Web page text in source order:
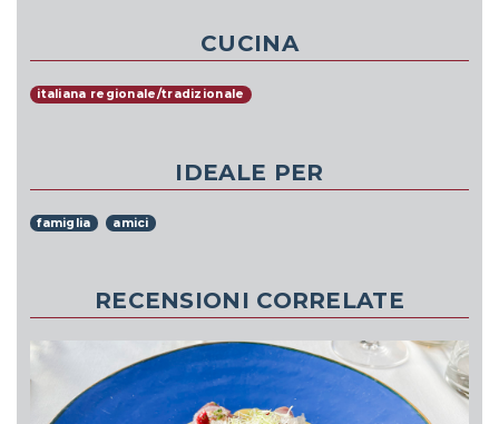
CUCINA
italiana regionale/tradizionale
IDEALE PER
famiglia amici
RECENSIONI CORRELATE